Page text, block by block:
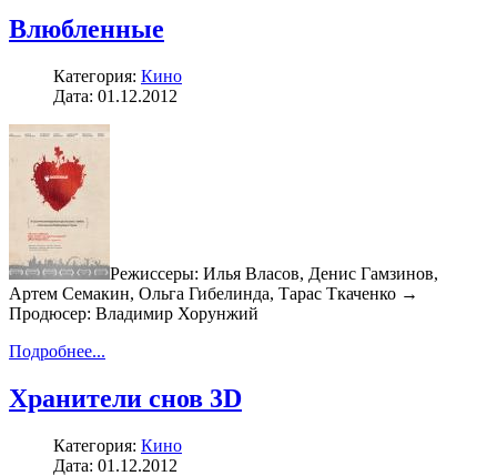
Влюбленные
Категория: Кино
Дата: 01.12.2012
Режиссеры: Илья Власов, Денис Гамзинов,
Артем Семакин, Ольга Гибелинда, Тарас Ткаченко →
Продюсер: Владимир Хорунжий
Подробнее...
Хранители снов 3D
Категория: Кино
Дата: 01.12.2012